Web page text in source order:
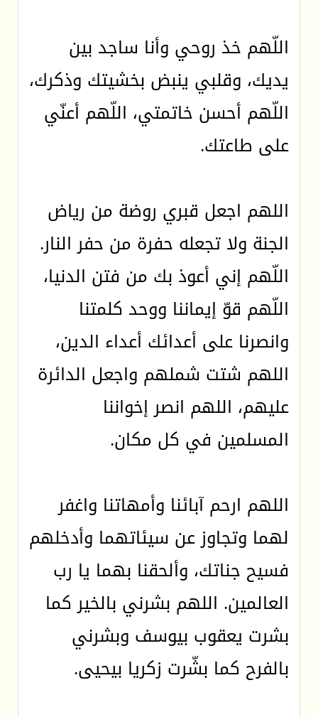
اللّهم خذ روحي وأنا ساجد بين
يديك، وقلبي ينبض بخشيتك وذكرك،
اللّهم أحسن خاتمتي، اللّهم أعنّي
على طاعتك.
اللهم اجعل قبري روضة من رياض
الجنة ولا تجعله حفرة من حفر النار.
اللّهم إني أعوذ بك من فتن الدنيا،
اللّهم قوّ إيماننا ووحد كلمتنا
وانصرنا على أعدائك أعداء الدين،
اللهم شتت شملهم واجعل الدائرة
عليهم، اللهم انصر إخواننا
المسلمين في كل مكان.
اللهم ارحم آبائنا وأمهاتنا واغفر
لهما وتجاوز عن سيئاتهما وأدخلهم
فسيح جناتك، وألحقنا بهما يا رب
العالمين. اللهم بشرني بالخير كما
بشرت يعقوب بيوسف وبشرني
بالفرح كما بشّرت زكريا بيحيى.